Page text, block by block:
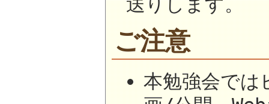
ご注意
本勉強会では